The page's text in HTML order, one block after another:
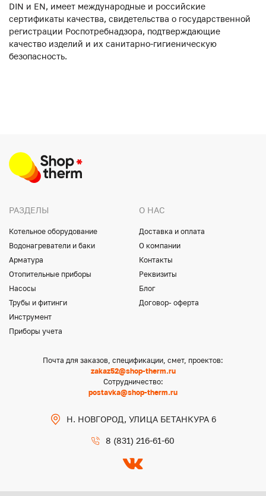
DIN и EN, имеет международные и российские
сертификаты качества, свидетельства о государственной
регистрации Роспотребнадзора, подтверждающие
качество изделий и их санитарно-гигиеническую
безопасность.
РАЗДЕЛЫ
Котельное оборудование
Водонагреватели и баки
Арматура
Отопительные приборы
Насосы
Трубы и фитинги
Инструмент
Приборы учета
О НАС
Доставка и оплата
О компании
Контакты
Реквизиты
Блог
Договор- оферта
Почта для заказов, спецификации, смет, проектов:
zakaz52@shop-therm.ru
Сотрудничество:
postavka@shop-therm.ru
Н. НОВГОРОД, УЛИЦА БЕТАНКУРА 6
8 (831) 216-61-60